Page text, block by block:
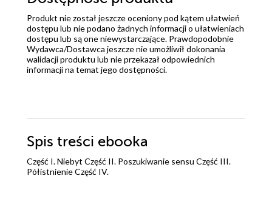
Produkt nie został jeszcze oceniony pod kątem ułatwień
dostępu lub nie podano żadnych informacji o ułatwieniach
dostępu lub są one niewystarczające. Prawdopodobnie
Wydawca/Dostawca jeszcze nie umożliwił dokonania
walidacji produktu lub nie przekazał odpowiednich
informacji na temat jego dostępności.
Spis treści ebooka
Część I. Niebyt Część II. Poszukiwanie sensu Część III.
Półistnienie Część IV.